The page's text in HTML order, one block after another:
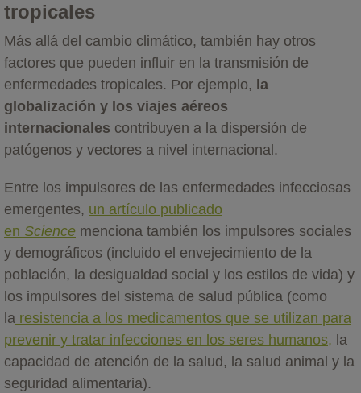
tropicales
Más allá del cambio climático, también hay otros
factores que pueden influir en la transmisión de
enfermedades tropicales. Por ejemplo, la
globalización y los viajes aéreos
internacionales contribuyen a la dispersión de
patógenos y vectores a nivel internacional.
Entre los impulsores de las enfermedades infecciosas
emergentes, un artículo publicado
en Science menciona también los impulsores sociales
y demográficos (incluido el envejecimiento de la
población, la desigualdad social y los estilos de vida) y
los impulsores del sistema de salud pública (como
la resistencia a los medicamentos que se utilizan para
prevenir y tratar infecciones en los seres humanos, la
capacidad de atención de la salud, la salud animal y la
seguridad alimentaria).